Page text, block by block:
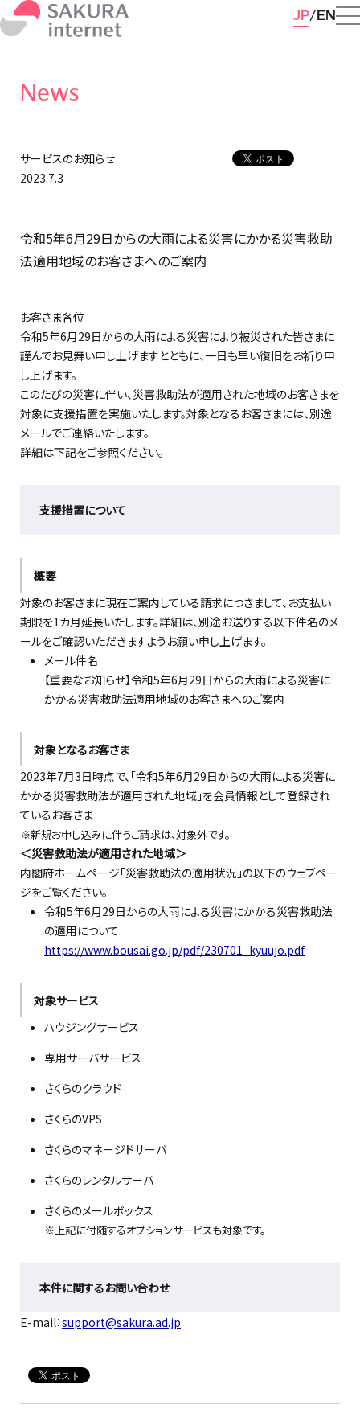
JP EN
News
サービスのお知らせ
2023.7.3
令和5年6月29日からの大雨による災害にかかる災害救助
法適用地域のお客さまへのご案内
お客さま各位
令和5年6月29日からの大雨による災害により被災された皆さまに
謹んでお見舞い申し上げますとともに、一日も早い復旧をお祈り申
し上げます。
このたびの災害に伴い、災害救助法が適用された地域のお客さまを
対象に支援措置を実施いたします。対象となるお客さまには、別途
メールでご連絡いたします。
詳細は下記をご参照ください。
支援措置について
概要
対象のお客さまに現在ご案内している請求につきまして、お支払い
期限を1カ月延長いたします。詳細は、別途お送りする以下件名のメ
ールをご確認いただきますようお願い申し上げます。
メール件名
【重要なお知らせ】令和5年6月29日からの大雨による災害に
かかる災害救助法適用地域のお客さまへのご案内
対象となるお客さま
2023年7月3日時点で、「令和5年6月29日からの大雨による災害に
かかる災害救助法が適用された地域」を会員情報として登録され
ているお客さま
※新規お申し込みに伴うご請求は、対象外です。
＜災害救助法が適用された地域＞
内閣府ホームページ「災害救助法の適用状況」の以下のウェブペー
ジをご覧ください。
令和5年6月29日からの大雨による災害にかかる災害救助法
の適用について
https://www.bousai.go.jp/pdf/230701_kyuujo.pdf
対象サービス
ハウジングサービス
専用サーバサービス
さくらのクラウド
さくらのVPS
さくらのマネージドサーバ
さくらのレンタルサーバ
さくらのメールボックス
※上記に付随するオプションサービスも対象です。
本件に関するお問い合わせ
E-mail：support@sakura.ad.jp